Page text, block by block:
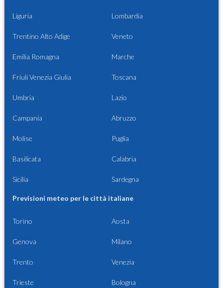
Liguria Lombardia
Trentino Alto Adige Veneto
Emilia Romagna Marche
Friuli Venezia Giulia Toscana
Umbria Lazio
Campania Abruzzo
Molise Puglia
Basilicata Calabria
Sicilia Sardegna
Previsioni meteo per le città italiane
Torino Aosta
Genova Milano
Trento Venezia
Trieste Bologna